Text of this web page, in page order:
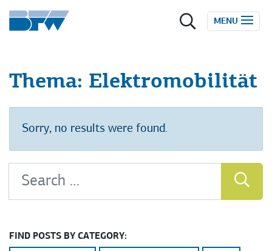
Zum Inhalt springen
MENU
Thema: Elektromobilität
Sorry, no results were found.
Search for:
FIND POSTS BY CATEGORY: